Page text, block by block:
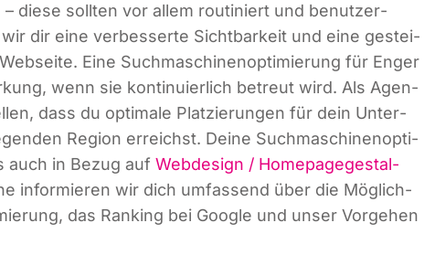
die­se soll­ten vor allem rou­ti­niert und benut­zer­
dir eine ver­bes­ser­te Sicht­bar­keit und eine gestei­
Eine Such­ma­schi­nen­op­ti­mie­rung für Enger
wenn sie kon­ti­nu­ier­lich betreut wird. Als Agen­
dass du opti­ma­le Plat­zie­run­gen für dein Unter­
Regi­on erreichst. Dei­ne Such­ma­schi­nen­op­ti­
auch in Bezug auf Web­de­sign / Home­page­ge­stal­
infor­mie­ren wir dich umfas­send über die Mög­lich­
das Ran­king bei Goog­le und unser Vor­ge­hen